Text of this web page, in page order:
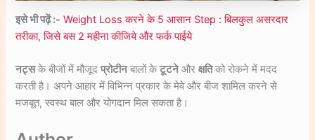
इसे भी पढ़ें :- Weight Loss करने के 5 आसान Step : बिलकुल असरदार
तरीका, जिसे बस 2 महीना कीजिये और फर्क पाईये
नट्सके बीजों में मौजूदप्रोटीनबालों केटूटनेऔरक्षतिको रोकने में मदद
करती है। अपने आहार में विभिन्न प्रकार के मेवे और बीज शामिल करने से
मजबूत, स्वस्थ बाल और योगदान मिल सकता है।